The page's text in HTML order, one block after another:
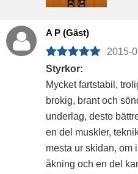
A P (Gäst)
2015-
Styrkor:
Mycket fartstabil,
brokig, brant och
underlag, desto
en del muskler,
mesta ur skidan, om
åkning och en del